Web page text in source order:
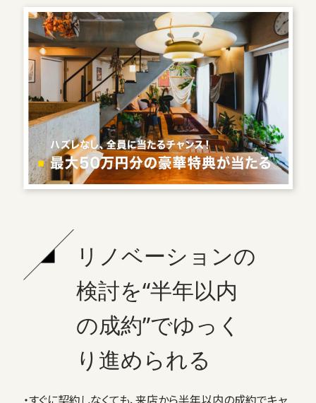
リノベーションの
検討を“半年以内
の成約”でゆっく
り進められる
・すぐに契約しなくても、来店から半年以内の成約でキャ